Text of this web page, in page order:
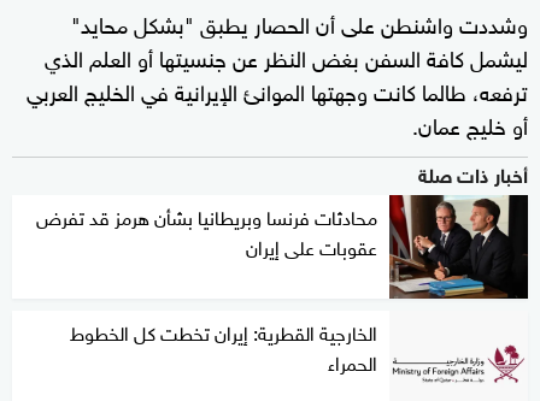
وشددت واشنطن على أن الحصار يطبق "بشكل محايد"
ليشمل كافة السفن بغض النظر عن جنسيتها أو العلم الذي
ترفعه، طالما كانت وجهتها الموانئ الإيرانية في الخليج العربي
أو خليج عمان.
أخبار ذات صلة
محادثات فرنسا وبريطانيا بشأن هرمز قد تفرض
عقوبات على إيران
الخارجية القطرية: إيران تخطت كل الخطوط
الحمراء